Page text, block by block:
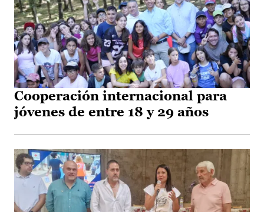
Cooperación internacional para
jóvenes de entre 18 y 29 años